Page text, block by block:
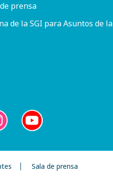
prensa
de la SGI para Asuntos de la
Sala de prensa